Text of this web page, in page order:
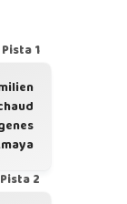
Pista 1
Pista 2